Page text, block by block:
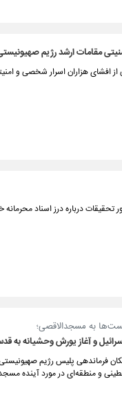
مقامات ارشد رژیم
از افشای هزاران اسرار شخصی و
درباره درز اسناد محرمانه
به مسجدالاقصی؛
و آغاز یورش وحشیانه به
فرماندهی پلیس رژیم
و منطقه‌ای در مورد آینده